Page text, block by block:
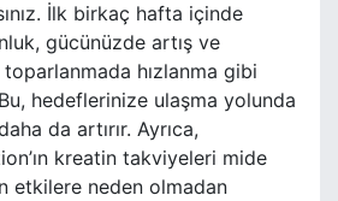
İlk birkaç hafta içinde
gücünüzde artış ve
hızlanma gibi
hedeflerinize ulaşma yolunda
da artırır. Ayrıca,
kreatin takviyeleri mide
etkilere neden olmadan